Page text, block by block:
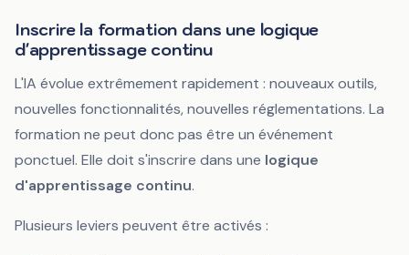
Inscrire la formation dans une logique
d'apprentissage continu
L'IA évolue extrêmement rapidement : nouveaux outils,
nouvelles fonctionnalités, nouvelles réglementations. La
formation ne peut donc pas être un événement
ponctuel. Elle doit s'inscrire dans une logique
d'apprentissage continu.
Plusieurs leviers peuvent être activés :